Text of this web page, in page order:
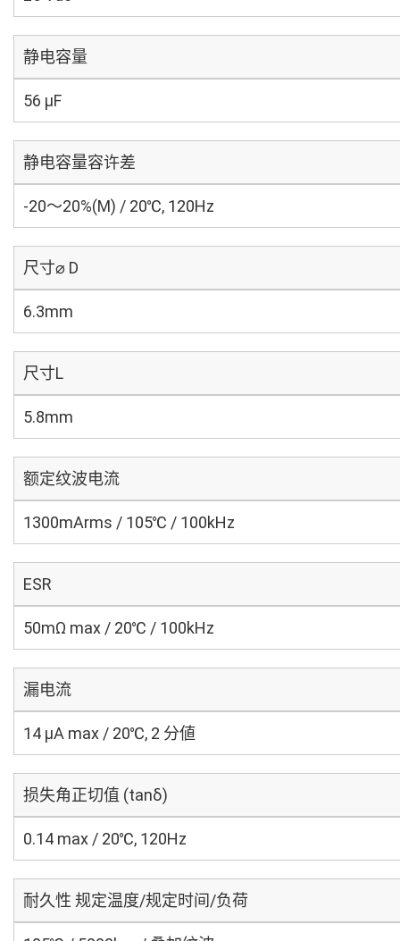
静电容量
56 µF
静电容量容许差
-20～20%(M) / 20℃, 120Hz
尺寸⌀ D
6.3mm
尺寸L
5.8mm
额定纹波电流
1300mArms / 105℃ / 100kHz
ESR
50mΩ max / 20℃ / 100kHz
漏电流
14 μA max / 20℃, 2 分値
损失角正切值 (tanδ)
0.14 max / 20℃, 120Hz
耐久性 规定温度/规定时间/负荷